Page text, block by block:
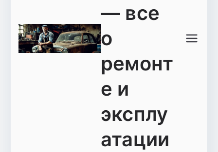
— все
о
ремонт
е и
эксплу
атации